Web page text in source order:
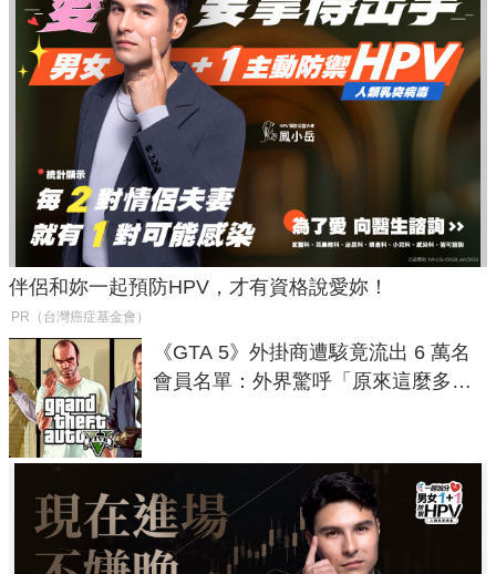
伴侶和妳一起預防HPV，才有資格說愛妳！
PR（台灣癌症基金會）
《GTA 5》外掛商遭駭竟流出 6 萬名
會員名單：外界驚呼「原來這麼多人